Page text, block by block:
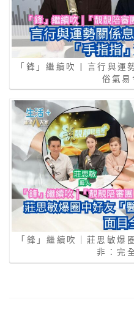
「鋒」繼續吹 | 言行與運
俗氣易
「鋒」繼續吹｜莊思敏爆
非：完